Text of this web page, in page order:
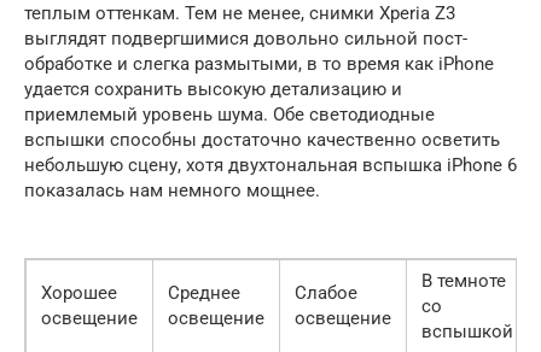
теплым оттенкам. Тем не менее, снимки Xperia Z3
выглядят подвергшимися довольно сильной пост-
обработке и слегка размытыми, в то время как iPhone
удается сохранить высокую детализацию и
приемлемый уровень шума. Обе светодиодные
вспышки способны достаточно качественно осветить
небольшую сцену, хотя двухтональная вспышка iPhone 6
показалась нам немного мощнее.
Хорошее
освещение
Среднее
освещение
Слабое
освещение
В темноте
со
вспышкой